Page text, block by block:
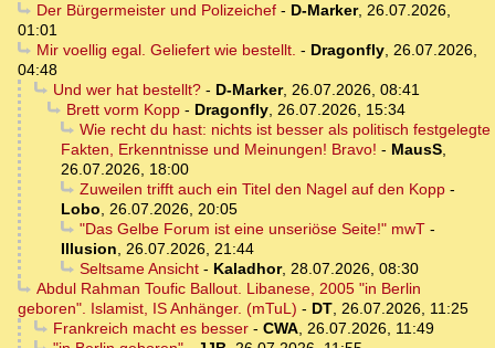
Der Bürgermeister und Polizeichef- D-Marker, 26.07.2026,
01:01
Mir voellig egal. Geliefert wie bestellt. - Dragonfly, 26.07.2026,
04:48
Und wer hat bestellt?- D-Marker, 26.07.2026, 08:41
Brett vorm Kopp- Dragonfly, 26.07.2026, 15:34
Wie recht du hast: nichts ist besser als politisch festgelegte
Fakten, Erkenntnisse und Meinungen! Bravo! - MausS,
26.07.2026, 18:00
Zuweilen trifft auch ein Titel den Nagel auf den Kopp-
Lobo, 26.07.2026, 20:05
"Das Gelbe Forum ist eine unseriöse Seite!" mwT-
Illusion, 26.07.2026, 21:44
Seltsame Ansicht- Kaladhor, 28.07.2026, 08:30
Abdul Rahman Toufic Ballout. Libanese, 2005 "in Berlin
geboren". Islamist, IS Anhänger. (mTuL) - DT, 26.07.2026, 11:25
Frankreich macht es besser- CWA, 26.07.2026, 11:49